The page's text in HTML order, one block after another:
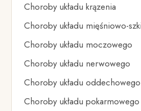
Choroby układu krązenia
Choroby układu mięśniowo-
Choroby układu moczowego
Choroby układu nerwowego
Choroby układu oddechowego
Choroby układu pokarmowego